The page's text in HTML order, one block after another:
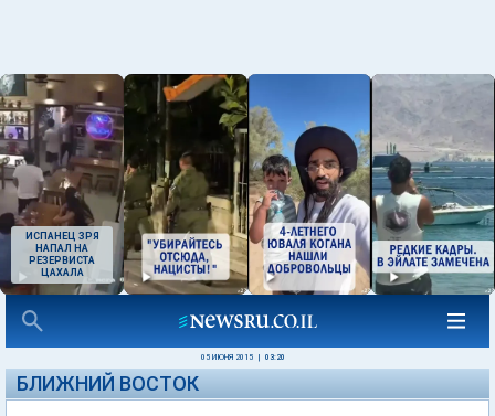
ИСПАНЕЦ ЗРЯ
НАПАЛ НА
РЕЗЕРВИСТА
ЦАХАЛА
05 ИЮНЯ 2015 03:20
БЛИЖНИЙ ВОСТОК